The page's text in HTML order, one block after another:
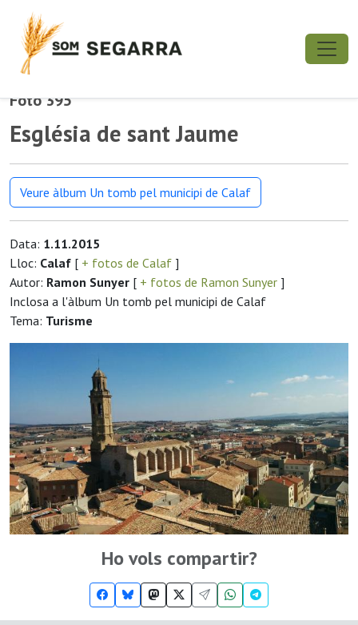
Foto 395
Església de sant Jaume
Veure àlbum Un tomb pel municipi de Calaf
Data: 1.11.2015
Lloc: Calaf [ + fotos de Calaf ]
Autor: Ramon Sunyer [ + fotos de Ramon Sunyer ]
Inclosa a l'àlbum Un tomb pel municipi de Calaf
Tema: Turisme
Ho vols compartir?